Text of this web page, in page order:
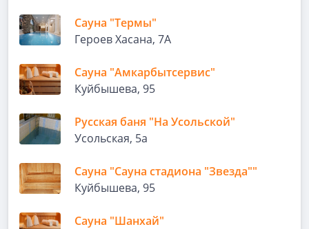
Сауна "Термы"
Героев Хасана, 7А
Сауна "Амкарбытсервис"
Куйбышева, 95
Русская баня "На Усольской"
Усольская, 5а
Сауна "Сауна стадиона "Звезда""
Куйбышева, 95
Сауна "Шанхай"